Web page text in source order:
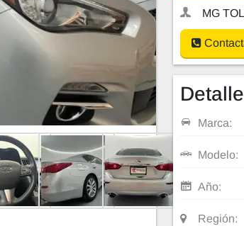
MG
Marca:
Modelo:
Año:
Región: